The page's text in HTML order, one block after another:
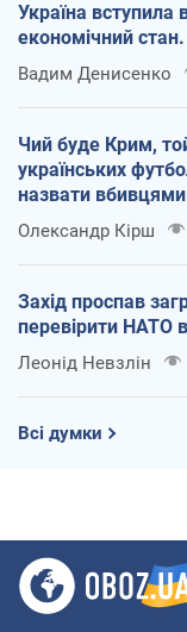
Україна вступила
економічний
Вадим Денисенко
Чий буде Крим,
українських
назвати вбивцями
Олександр Кірш
Захід проспав
перевірити НАТО
Леонід Невзлін
Всі думки